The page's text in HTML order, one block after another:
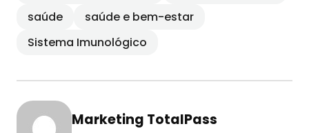
saúde
saúde e bem-estar
Sistema Imunológico
Marketing TotalPass